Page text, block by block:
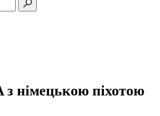
з німецькою піхотою